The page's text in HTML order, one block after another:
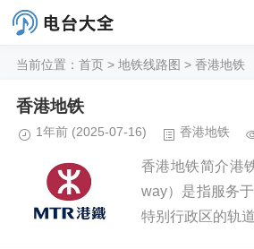
当前位置： 首页 > 地铁线路图 > 香港地铁
香港地铁
1年前 (2025-07-16) 香港地铁
香港地铁简介港
way）是指服务
特别行政区的轨